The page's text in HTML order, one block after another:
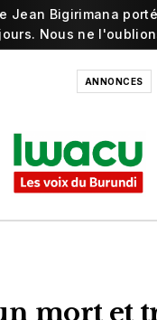
Jean Bigirimana
Nous ne
ANNONCES
mort et